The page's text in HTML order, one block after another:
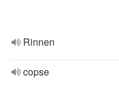
Rinnen
copse